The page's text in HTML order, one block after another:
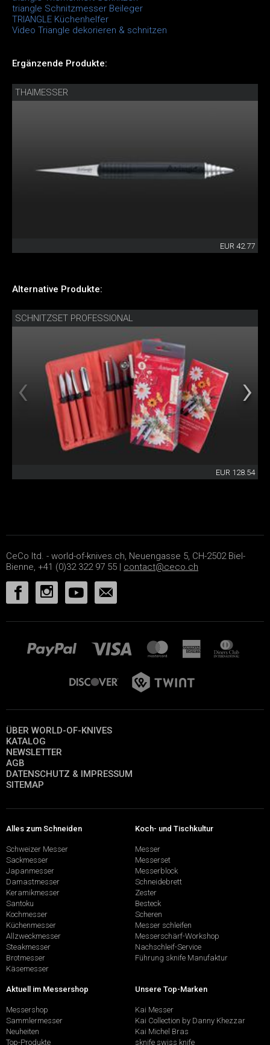
triangle Schnitzmesser Beileger
TRIANGLE Küchenhelfer
Video Triangle dekorieren & schnitzen
Ergänzende Produkte:
THAIMESSER
EUR 42.77
Alternative Produkte:
SCHNITZSET PROFESSIONAL
EUR 128.54
CeCo ltd. - world-of-knives.ch, Neuengasse 5, CH-2502 Biel-
Bienne, +41 (0)32 322 97 55 | contact@ceco.ch
ÜBER WORLD-OF-KNIVES
KATALOG
NEWSLETTER
AGB
DATENSCHUTZ & IMPRESSUM
SITEMAP
Alles zum Schneiden
Schweizer Messer
Sackmesser
Japanmesser
Damastmesser
Keramikmesser
Santoku
Kochmesser
Küchenmesser
Allzweckmesser
Steakmesser
Brotmesser
Käsemesser
Koch- und Tischkultur
Messer
Messerset
Messerblock
Schneidebrett
Zester
Besteck
Scheren
Messer schleifen
Messerschärf-Workshop
Nachschleif-Service
Führung sknife Manufaktur
Aktuell im Messershop
Messershop
Sammlermesser
Neuheiten
Top-Produkte
Unsere Top-Marken
Kai Messer
Kai Collection by Danny Khezzar
Kai Michel Bras
sknife swiss knife